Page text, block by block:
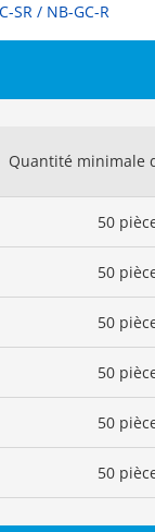
SR / NB-GC-R
Quantité minimale
50
50
50
50
50
50